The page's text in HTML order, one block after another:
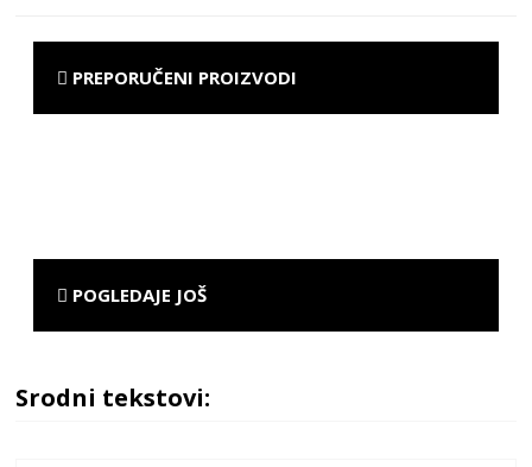
PREPORUČENI PROIZVODI
POGLEDAJE JOŠ
Srodni tekstovi: